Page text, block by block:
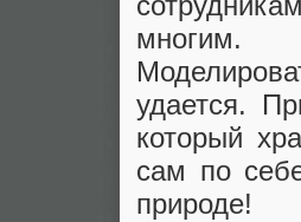
многим.
удается.
который
сам по
природе!